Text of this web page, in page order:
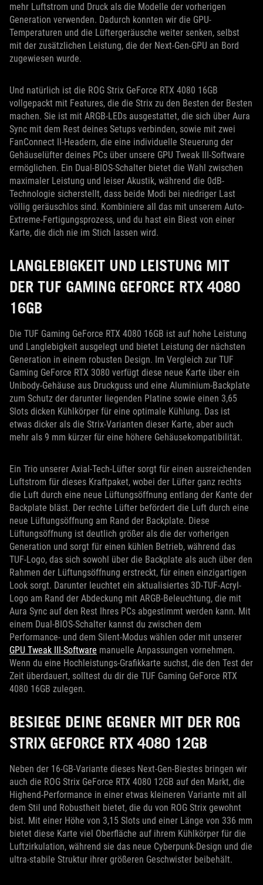
mehr Luftstrom und Druck als die Modelle der vorherigen
Generation verwenden. Dadurch konnten wir die GPU-
Temperaturen und die Lüftergeräusche weiter senken, selbst
mit der zusätzlichen Leistung, die der Next-Gen-GPU an Bord
zugewiesen wurde.
Und natürlich ist die ROG Strix GeForce RTX 4080 16GB
vollgepackt mit Features, die die Strix zu den Besten der Besten
machen. Sie ist mit ARGB-LEDs ausgestattet, die sich über Aura
Sync mit dem Rest deines Setups verbinden, sowie mit zwei
FanConnect II-Headern, die eine individuelle Steuerung der
Gehäuselüfter deines PCs über unsere GPU Tweak III-Software
ermöglichen. Ein Dual-BIOS-Schalter bietet die Wahl zwischen
maximaler Leistung und leiser Akustik, während die 0dB-
Technologie sicherstellt, dass beide Modi bei niedriger Last
völlig geräuschlos sind. Kombiniere all das mit unserem Auto-
Extreme-Fertigungsprozess, und du hast ein Biest von einer
Karte, die dich nie im Stich lassen wird.
LANGLEBIGKEIT UND LEISTUNG MIT
DER TUF GAMING GEFORCE RTX 4080
16GB
Die TUF Gaming GeForce RTX 4080 16GB ist auf hohe Leistung
und Langlebigkeit ausgelegt und bietet Leistung der nächsten
Generation in einem robusten Design. Im Vergleich zur TUF
Gaming GeForce RTX 3080 verfügt diese neue Karte über ein
Unibody-Gehäuse aus Druckguss und eine Aluminium-Backplate
zum Schutz der darunter liegenden Platine sowie einen 3,65
Slots dicken Kühlkörper für eine optimale Kühlung. Das ist
etwas dicker als die Strix-Varianten dieser Karte, aber auch
mehr als 9 mm kürzer für eine höhere Gehäusekompatibilität.
Ein Trio unserer Axial-Tech-Lüfter sorgt für einen ausreichenden
Luftstrom für dieses Kraftpaket, wobei der Lüfter ganz rechts
die Luft durch eine neue Lüftungsöffnung entlang der Kante der
Backplate bläst. Der rechte Lüfter befördert die Luft durch eine
neue Lüftungsöffnung am Rand der Backplate. Diese
Lüftungsöffnung ist deutlich größer als die der vorherigen
Generation und sorgt für einen kühlen Betrieb, während das
TUF-Logo, das sich sowohl über die Backplate als auch über den
Rahmen der Lüftungsöffnung erstreckt, für einen einzigartigen
Look sorgt. Darunter leuchtet ein aktualisiertes 3D-TUF-Acryl-
Logo am Rand der Abdeckung mit ARGB-Beleuchtung, die mit
Aura Sync auf den Rest Ihres PCs abgestimmt werden kann. Mit
einem Dual-BIOS-Schalter kannst du zwischen dem
Performance- und dem Silent-Modus wählen oder mit unserer
GPU Tweak III-Software manuelle Anpassungen vornehmen.
Wenn du eine Hochleistungs-Grafikkarte suchst, die den Test der
Zeit überdauert, solltest du dir die TUF Gaming GeForce RTX
4080 16GB zulegen.
BESIEGE DEINE GEGNER MIT DER ROG
STRIX GEFORCE RTX 4080 12GB
Neben der 16-GB-Variante dieses Next-Gen-Biestes bringen wir
auch die ROG Strix GeForce RTX 4080 12GB auf den Markt, die
Highend-Performance in einer etwas kleineren Variante mit all
dem Stil und Robustheit bietet, die du von ROG Strix gewohnt
bist. Mit einer Höhe von 3,15 Slots und einer Länge von 336 mm
bietet diese Karte viel Oberfläche auf ihrem Kühlkörper für die
Luftzirkulation, während sie das neue Cyberpunk-Design und die
ultra-stabile Struktur ihrer größeren Geschwister beibehält.